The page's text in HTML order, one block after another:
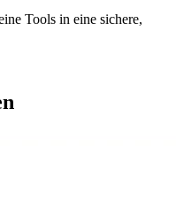
Tools in eine sichere,